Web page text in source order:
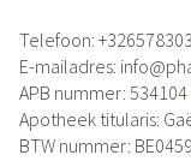
Telefoon:
E-mailadres: info@
APB nummer: 534104
Apotheek titularis:
BTW nummer: